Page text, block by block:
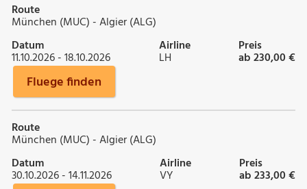
Route
München (MUC) - Algier (ALG)
Datum
11.10.2026 - 18.10.2026
Airline
LH
Preis
ab 230,00 €
Fluege finden
Route
München (MUC) - Algier (ALG)
Datum
30.10.2026 - 14.11.2026
Airline
VY
Preis
ab 233,00 €